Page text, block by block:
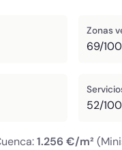
Zonas
69/100
52/100
1.256 €/m²